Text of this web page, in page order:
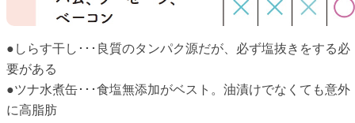
●しらす干し･･･良質のタンパク源だが、必ず塩抜きをする必
要がある
●ツナ水煮缶･･･食塩無添加がベスト。油漬けでなくても意外
に高脂肪